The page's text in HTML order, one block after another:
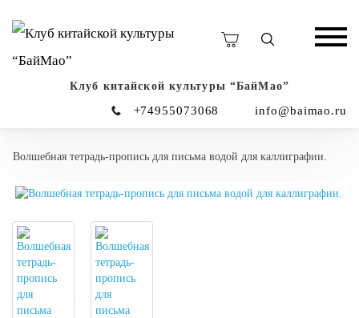
Клуб китайской культуры “БайМао”
+74955073068 info@baimao.ru
Волшебная тетрадь-пропись для письма водой для каллиграфии.